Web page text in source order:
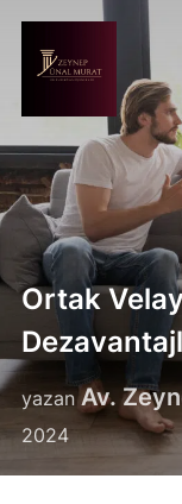
İçeriğe
geç
Ortak
yazanAv.
2024